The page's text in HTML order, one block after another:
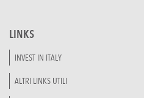
LINKS
INVEST IN ITALY
ALTRI LINKS UTILI